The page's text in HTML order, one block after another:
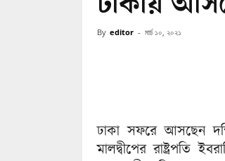
By editor - মার্চ ১০, ২০২১
ঢাকা সফরে আসছেন
মালদ্বীপের রাষ্ট্রপতি